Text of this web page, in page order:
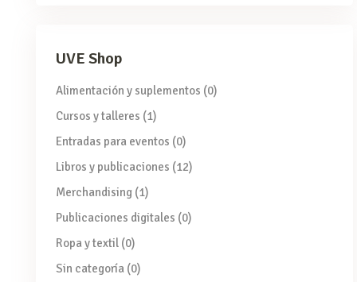
UVE Shop
Alimentación y suplementos (0)
Cursos y talleres (1)
Entradas para eventos (0)
Libros y publicaciones (12)
Merchandising (1)
Publicaciones digitales (0)
Ropa y textil (0)
Sin categoría (0)